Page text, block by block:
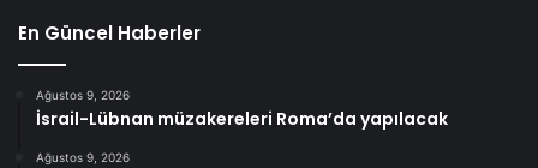
En Güncel Haberler
Ağustos 9, 2026
İsrail-Lübnan müzakereleri Roma’da yapılacak
Ağustos 9, 2026